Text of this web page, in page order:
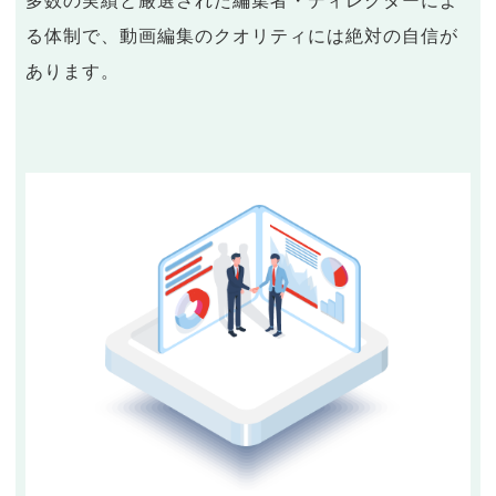
る体制で、動画編集のクオリティには絶対の自信が
あります。